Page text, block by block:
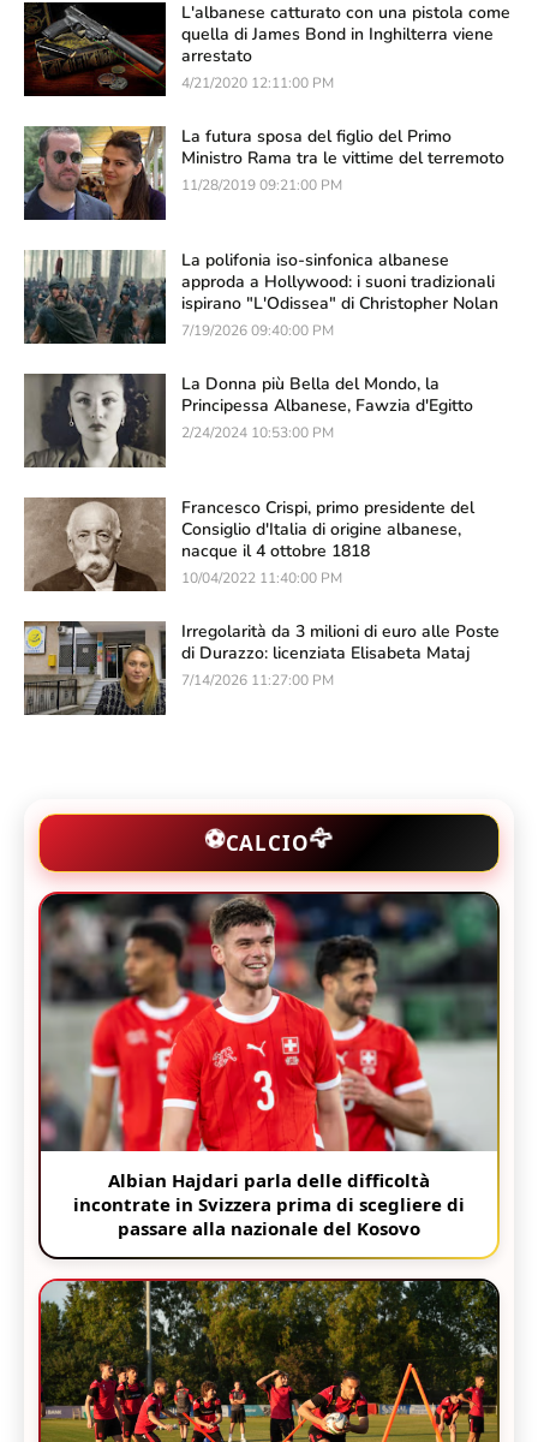
L'albanese catturato con una pistola come
quella di James Bond in Inghilterra viene
arrestato
4/21/2020 12:11:00 PM
La futura sposa del figlio del Primo
Ministro Rama tra le vittime del terremoto
11/28/2019 09:21:00 PM
La polifonia iso-sinfonica albanese
approda a Hollywood: i suoni tradizionali
ispirano "L'Odissea" di Christopher Nolan
7/19/2026 09:40:00 PM
La Donna più Bella del Mondo, la
Principessa Albanese, Fawzia d'Egitto
2/24/2024 10:53:00 PM
Francesco Crispi, primo presidente del
Consiglio d'Italia di origine albanese,
nacque il 4 ottobre 1818
10/04/2022 11:40:00 PM
Irregolarità da 3 milioni di euro alle Poste
di Durazzo: licenziata Elisabeta Mataj
7/14/2026 11:27:00 PM
⚽CALCIO🦅
Albian Hajdari parla delle difficoltà
incontrate in Svizzera prima di scegliere di
passare alla nazionale del Kosovo